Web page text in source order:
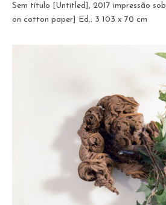
Sem título [Untitled], 2017 impressão
on cotton paper] Ed.: 3 103 x 70 cm